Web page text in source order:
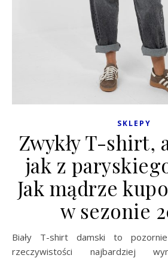
SKLEPY
Zwykły T-shirt,
jak z
Jak mądrze
w sezonie
Biały T-shirt damski to pozornie najprostszy, a w
rzeczywistości najbardziej